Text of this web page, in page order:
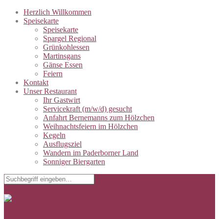
Herzlich Willkommen
Speisekarte
Speisekarte
Spargel Regional
Grünkohlessen
Martinsgans
Gänse Essen
Feiern
Kontakt
Unser Restaurant
Ihr Gastwirt
Servicekraft (m/w/d) gesucht
Anfahrt Bernemanns zum Hölzchen
Weihnachtsfeiern im Hölzchen
Kegeln
Ausflugsziel
Wandern im Paderborner Land
Sonniger Biergarten